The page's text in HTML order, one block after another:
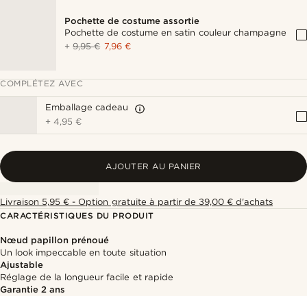
Pochette de costume assortie
Pochette de costume en satin couleur champagne
+9,95 € 7,96 €
COMPLÉTEZ AVEC
Emballage cadeau
+4,95 €
AJOUTER AU PANIER
Livraison 5,95 € - Option gratuite à partir de 39,00 € d'achats
CARACTÉRISTIQUES DU PRODUIT
Nœud papillon prénoué
Un look impeccable en toute situation
Ajustable
Réglage de la longueur facile et rapide
Garantie 2 ans